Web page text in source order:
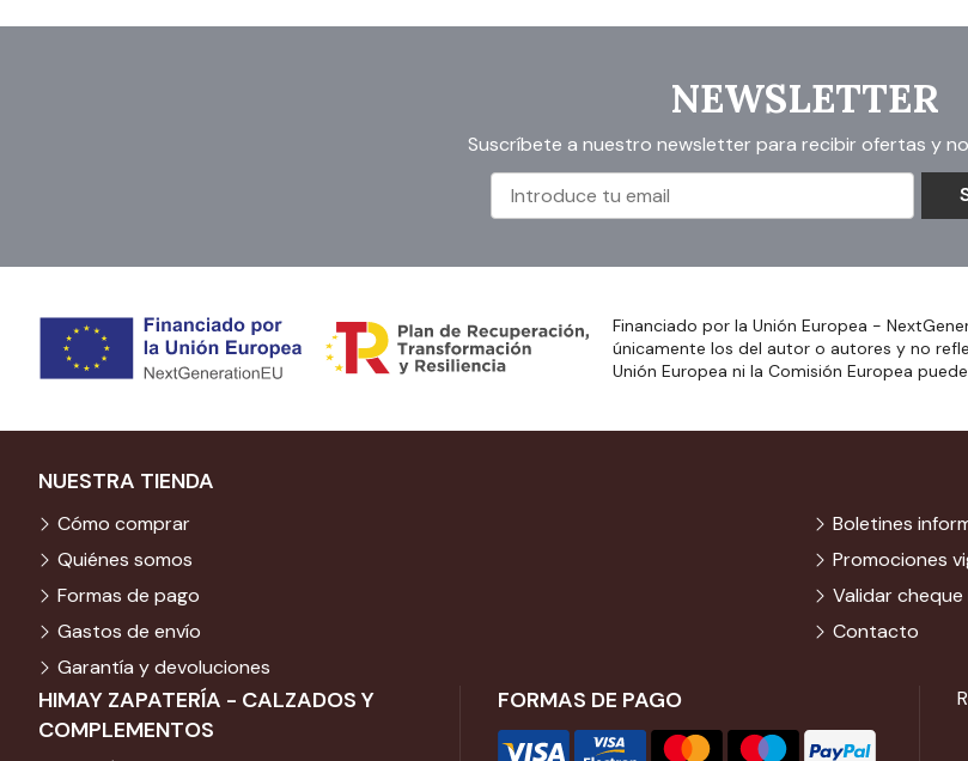
NEWSLETTER
Suscríbete a nuestro newsletter para recibir ofertas y
Financiado por la Unión Europea -
únicamente los del autor o autores y no
Unión Europea ni la Comisión Europea
HIMAY ZAPATERÍA - CALZADOS Y
COMPLEMENTOS
FORMAS DE PAGO
NUESTRA TIENDA
Cómo comprar
Quiénes somos
Formas de pago
Gastos de envío
Garantía y devoluciones
Boletines
Promociones
Validar cheque
Contacto